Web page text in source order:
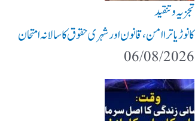
تجزیہ و تنقید
کانوڑ یاترا امن،قانون اور شہری حقوق کا سالانہ امتحان
06/08/2026